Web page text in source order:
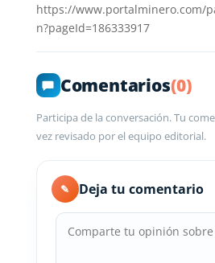
https://www.portalminero.com/
n?pageId=186333917
Comentarios(0)
Participa de la conversación. Tu
vez revisado por el equipo editorial.
✎ Deja tu comentario